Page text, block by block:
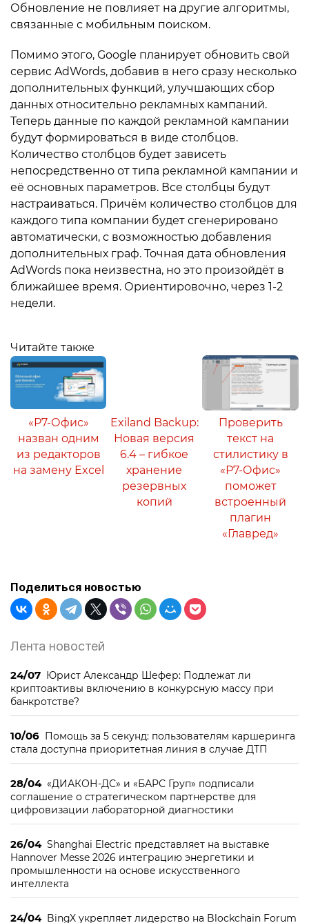
Обновление не повлияет на другие алгоритмы,
связанные с мобильным поиском.
Помимо этого, Google планирует обновить свой
сервис AdWords, добавив в него сразу несколько
дополнительных функций, улучшающих сбор
данных относительно рекламных кампаний.
Теперь данные по каждой рекламной кампании
будут формироваться в виде столбцов.
Количество столбцов будет зависеть
непосредственно от типа рекламной кампании и
её основных параметров. Все столбцы будут
настраиваться. Причём количество столбцов для
каждого типа компании будет сгенерировано
автоматически, с возможностью добавления
дополнительных граф. Точная дата обновления
AdWords пока неизвестна, но это произойдёт в
ближайшее время. Ориентировочно, через 1-2
недели.
Читайте также
«Р7-Офис»
назван одним
из редакторов
на замену Excel
Exiland Backup:
Новая версия
6.4 – гибкое
хранение
резервных
копий
Проверить
текст на
стилистику в
«Р7-Офис»
поможет
встроенный
плагин
«Главред»
Поделиться новостью
Лента новостей
24/07 Юрист Александр Шефер: Подлежат ли
криптоактивы включению в конкурсную массу при
банкротстве?
10/06 Помощь за 5 секунд: пользователям каршеринга
стала доступна приоритетная линия в случае ДТП
28/04 «ДИАКОН-ДС» и «БАРС Груп» подписали
соглашение о стратегическом партнерстве для
цифровизации лабораторной диагностики
26/04 Shanghai Electric представляет на выставке
Hannover Messe 2026 интеграцию энергетики и
промышленности на основе искусственного
интеллекта
24/04 BingX укрепляет лидерство на Blockchain Forum